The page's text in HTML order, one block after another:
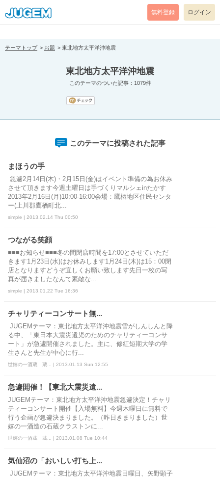
[pear_error: message="Success" code=0 mode=return level=notice
prefix="" info=""]
無料登録 ログイン
テーマトップ お題 東北地方太平洋沖地震
東北地方太平洋沖地震
このテーマのついた記事：1079件
このテーマに投稿された記事
まほうの手
急遽2月14日(木)・2月15日(金)はイベント準備の為お休み
させて頂きます今週土曜日は手づくりマルシェinたかす
2013年2月16日(月)10:00-16:00会場：鷹栖地区住民センタ
ー(上川郡鷹栖町北...
simple | 2013.02.14 Thu 00:50
つながる笑顔
■■■お知らせ■■■冬の間閉店時間を17:00とさせていただ
きます1月23日(水)はお休みします1月24日(木)は15：00閉
店となりますどうぞ宜しくお願い致します先日一枚の写
真が届きましたなんて素敵な...
simple | 2013.01.22 Tue 16:36
チャリティーコンサート無...
JUGEMテーマ：東北地方太平洋沖地震雪がしんしんと降
る中、「東日本大震災遺児のためのチャリティーコンサ
ート」が急遽開催されました。主に、修紅短期大学の学
生さんと先生が中心に行...
世嬉の一酒蔵 蔵... | 2013.01.13 Sun 12:55
急遽開催！【東北大震災遺...
JUGEMテーマ：東北地方太平洋沖地震急遽決定！チャリ
ティーコンサート開催【入場無料】今週木曜日に無料で
行う企画が急遽決まりました。（昨日きまりました）世
嬉の一酒造の石蔵クラストンに...
世嬉の一酒蔵 蔵... | 2013.01.08 Tue 10:44
気仙沼の「おいしい打ち上...
JUGEMテーマ：東北地方太平洋沖地震日曜日、矢野顕子